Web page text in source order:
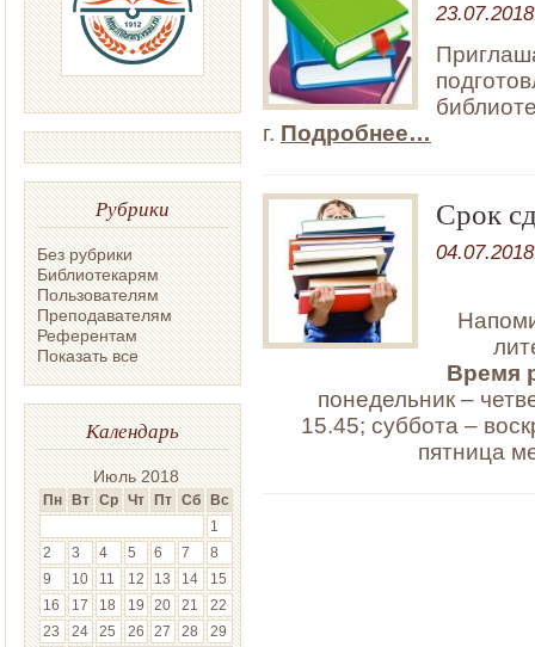
Рубрики
Без рубрики
Библиотекарям
Пользователям
Преподавателям
Референтам
Показать все
Календарь
Июль 2018
Пн Вт Ср Чт Пт Сб Вс
1
2
3 4 5 6 7
8
9
10 11 12 13 14
15
16
17 18 19 20 21
22
23
24 25 26 27 28
29
23.07.2018
г. Подробнее…
Срок
04.07.2018
Время
понедельник –
15.45; суббота –
пятница